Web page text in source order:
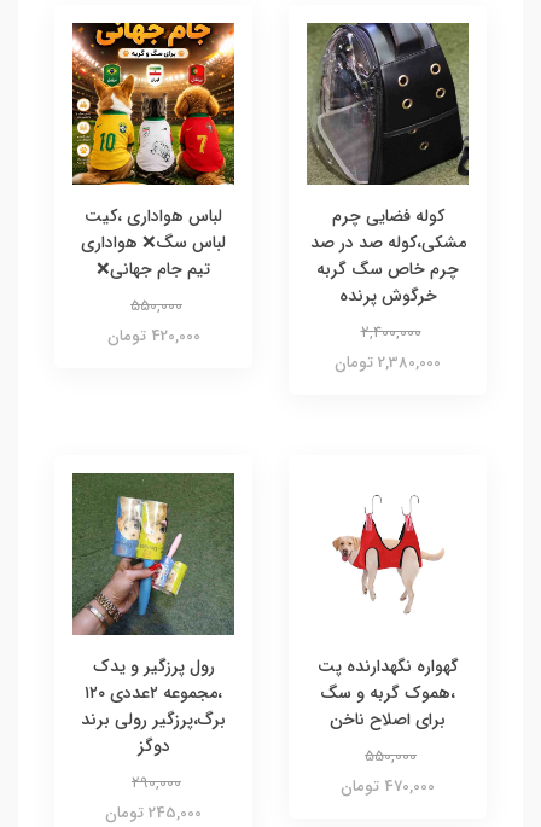
کوله فضایی چرم
مشکی،کوله صد در صد
چرم خاص سگ گربه
خرگوش پرنده
2,400,000
2,380,000 تومان
لباس هواداری ،کیت
لباس سگ❌ هواداری
تیم جام جهانی❌
550,000
420,000 تومان
گهواره نگهدارنده پت
،هموک گربه و سگ
برای اصلاح ناخن
550,000
470,000 تومان
رول پرزگیر و یدک
،مجموعه ۲عددی ۱۲۰
برگ،پرزگیر رولی برند
دوگز
290,000
245,000 تومان